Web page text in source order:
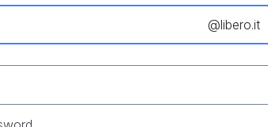
@libero.it